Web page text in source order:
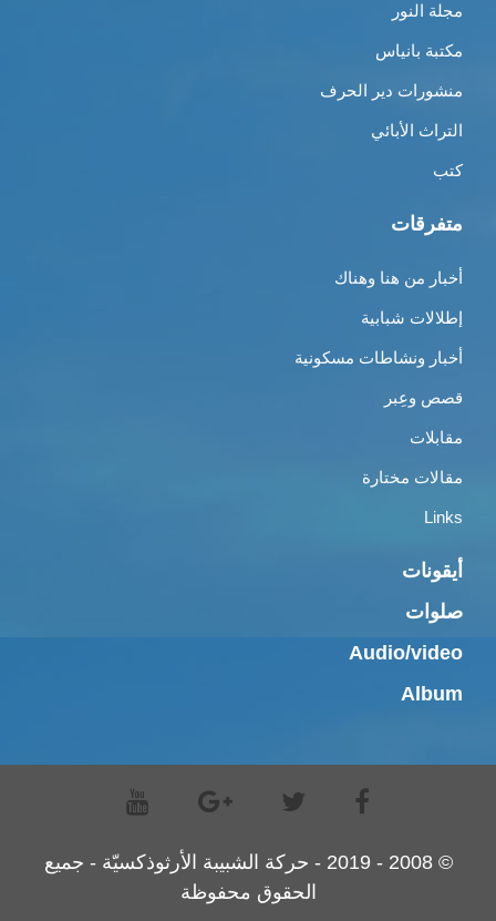
مجلة النور
مكتبة بانياس
منشورات دير الحرف
التراث الأبائي
كتب
متفرقات
أخبار من هنا وهناك
إطلالات شبابية
أخبار ونشاطات مسكونية
قصص وعِبر
مقابلات
مقالات مختارة
Links
أيقونات
صلوات
Audio/video
Album
© 2008 - 2019 - حركة الشبيبة الأرثوذكسيّة - جميع
الحقوق محفوظة